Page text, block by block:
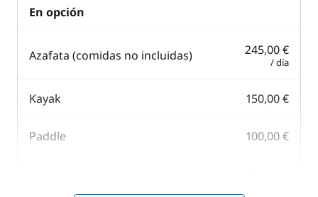
En opción
Azafata (comidas no incluidas) 245,00 €
/ día
Kayak 150,00 €
Paddle 100,00 €